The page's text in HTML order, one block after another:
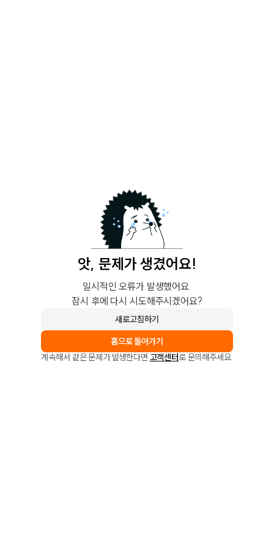
앗, 문제가 생겼어요!
일시적인 오류가 발생했어요.
잠시 후에 다시 시도해주시겠어요?
새로고침하기
홈으로 돌아가기
계속해서 같은 문제가 발생한다면 고객센터로 문의해주세요.